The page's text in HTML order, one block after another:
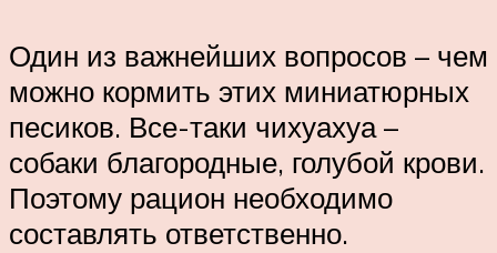
Один из важнейших вопросов – чем
можно кормить этих миниатюрных
песиков. Все-таки чихуахуа –
собаки благородные, голубой крови.
Поэтому рацион необходимо
составлять ответственно.